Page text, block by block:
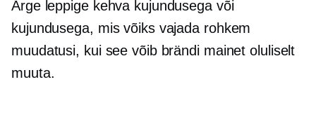
Ärge leppige kehva kujundusega või
kujundusega, mis võiks vajada rohkem
muudatusi, kui see võib brändi mainet oluliselt
muuta.